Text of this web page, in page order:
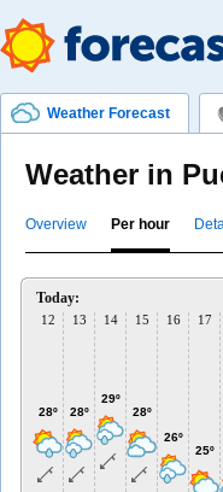
Weather Forecast
Weather in
Overview Per hour
Today:
12
28º
13
28º
14
29º
15
28º
16
26º
17
25º